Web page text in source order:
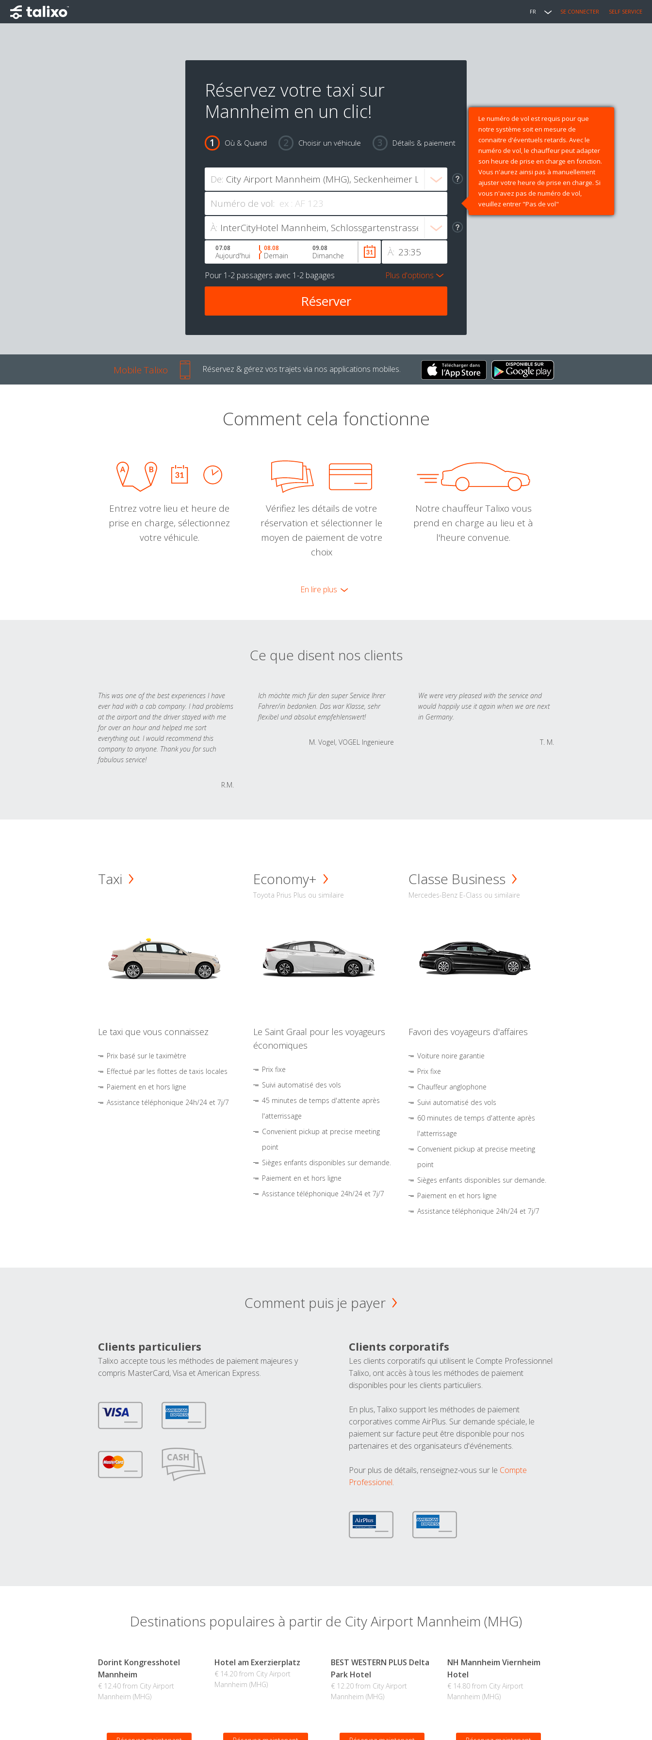
FR SE CONNECTER SELF SERVICE
Réservez votre taxi sur
Mannheim en un clic!
Où & Quand Choisir un véhicule Détails & paiement
De:
Numéro de vol:
Le numéro de vol est requis pour que
notre système soit en mesure de
connaitre d'éventuels retards. Avec le
numéro de vol, le chauffeur peut adapter
son heure de prise en charge en fonction.
Vous n'aurez ainsi pas à manuellement
ajuster votre heure de prise en charge. Si
vous n'avez pas de numéro de vol,
veuillez entrer "Pas de vol"
À:
À:
07.08
Aujourd'hui
08.08
Demain
09.08
Dimanche
Pour 1-2 passagers avec 1-2 bagages Plus d'options
Mobile Talixo Réservez & gérez vos trajets via nos applications mobiles.
Comment cela fonctionne
Entrez votre lieu et heure de
prise en charge, sélectionnez
votre véhicule.
Vérifiez les détails de votre
réservation et sélectionner le
moyen de paiement de votre
choix
Notre chauffeur Talixo vous
prend en charge au lieu et à
l'heure convenue.
En lire plus
Ce que disent nos clients
This was one of the best experiences I have
ever had with a cab company. I had problems
at the airport and the driver stayed with me
for over an hour and helped me sort
everything out. I would recommend this
company to anyone. Thank you for such
fabulous service!
R.M.
Ich möchte mich für den super Service Ihrer
Fahrer/in bedanken. Das war Klasse, sehr
flexibel und absolut empfehlenswert!
M. Vogel, VOGEL Ingenieure
We were very pleased with the service and
would happily use it again when we are next
in Germany.
T. M.
Taxi
Le taxi que vous connaissez
Prix basé sur le taximètre
Effectué par les flottes de taxis locales
Paiement en et hors ligne
Assistance téléphonique 24h/24 et 7j/7
Economy+
Toyota Prius Plus ou similaire
Le Saint Graal pour les voyageurs
économiques
Prix fixe
Suivi automatisé des vols
45 minutes de temps d'attente après
l'atterrissage
Convenient pickup at precise meeting
point
Sièges enfants disponibles sur demande.
Paiement en et hors ligne
Assistance téléphonique 24h/24 et 7j/7
Classe Business
Mercedes-Benz E-Class ou similaire
Favori des voyageurs d'affaires
Voiture noire garantie
Prix fixe
Chauffeur anglophone
Suivi automatisé des vols
60 minutes de temps d'attente après
l'atterrissage
Convenient pickup at precise meeting
point
Sièges enfants disponibles sur demande.
Paiement en et hors ligne
Assistance téléphonique 24h/24 et 7j/7
Comment puis je payer
Clients particuliers
Talixo accepte tous les méthodes de paiement majeures y
compris MasterCard, Visa et American Express.
Clients corporatifs
Les clients corporatifs qui utilisent le Compte Professionnel
Talixo, ont accès à tous les méthodes de paiement
disponibles pour les clients particuliers.
En plus, Talixo support les méthodes de paiement
corporatives comme AirPlus. Sur demande spéciale, le
paiement sur facture peut être disponible pour nos
partenaires et des organisateurs d'événements.
Pour plus de détails, renseignez-vous sur le Compte
Professionel.
Destinations populaires à partir de City Airport Mannheim (MHG)
Dorint Kongresshotel
Mannheim
€ 12.40 from City Airport
Mannheim (MHG)
Hotel am Exerzierplatz
€ 14.20 from City Airport
Mannheim (MHG)
BEST WESTERN PLUS Delta
Park Hotel
€ 12.20 from City Airport
Mannheim (MHG)
NH Mannheim Viernheim
Hotel
€ 14.80 from City Airport
Mannheim (MHG)